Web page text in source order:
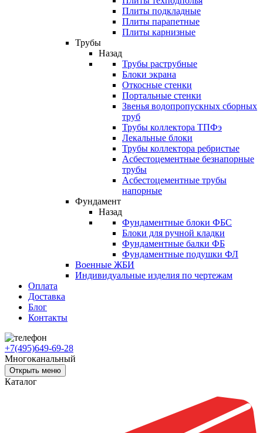
Плиты подкладные
Плиты парапетные
Плиты карнизные
Трубы
Назад
Трубы раструбные
Блоки экрана
Откосные стенки
Портальные стенки
Звенья водопропускных сборных
труб
Трубы коллектора ТПФэ
Лекальные блоки
Трубы коллектора ребристые
Асбестоцементные безнапорные
трубы
Асбестоцементные трубы
напорные
Фундамент
Назад
Фундаментные блоки ФБС
Блоки для ручной кладки
Фундаментные балки ФБ
Фундаментные подушки ФЛ
Военные ЖБИ
Индивидуальные изделия по чертежам
Оплата
Доставка
Блог
Контакты
+7(495)649-69-28
Многоканальный
Открыть меню
Каталог